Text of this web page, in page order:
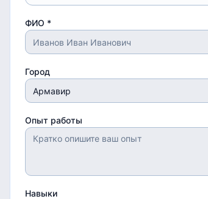
ФИО *
Город
Опыт работы
Навыки